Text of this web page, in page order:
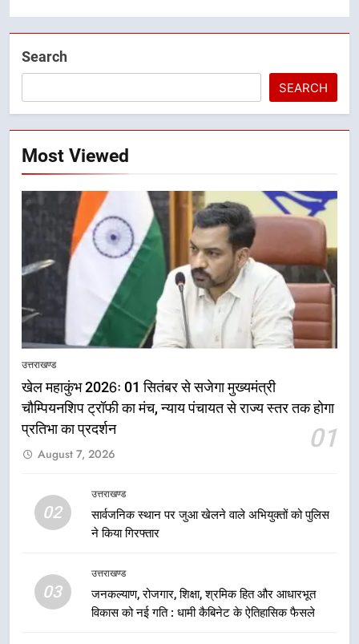
Search
SEARCH
Most Viewed
उत्तराखण्ड
खेल महाकुंभ 2026ः 01 सितंबर से सजेगा मुख्यमंत्री
चौम्पियनशिप ट्रॉफी का मंच, न्याय पंचायत से राज्य स्तर तक होगा
प्रतिभा का प्रदर्शन
01
August 7, 2026
02
उत्तराखण्ड
सार्वजनिक स्थान पर जुआ खेलने वाले अभियुक्तों को पुलिस
ने किया गिरफ्तार
03
उत्तराखण्ड
जनकल्याण, रोजगार, शिक्षा, श्रमिक हित और आधारभूत
विकास को नई गति : धामी कैबिनेट के ऐतिहासिक फैसले
5
धामी ने उत्कृष्ट बुनकरों और हस्तशिल्प
कारीगरों को किया सम्मानित
उत्तराखण्ड
6
का गठन
उत्तराखण्ड
देना सरकार की सर्वोच्च प्राथमिकता, आने
वाले महीनों में हजारों पदों पर की जाएगी
उत्तराखण्ड